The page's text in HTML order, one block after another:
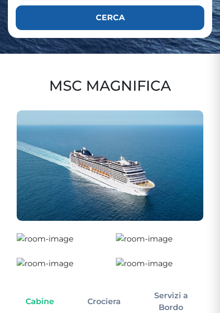
CERCA
MSC MAGNIFICA
Cabine Crociera
Servizi a
Bordo